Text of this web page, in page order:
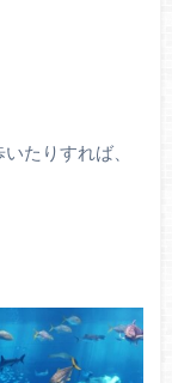
たりすれば、